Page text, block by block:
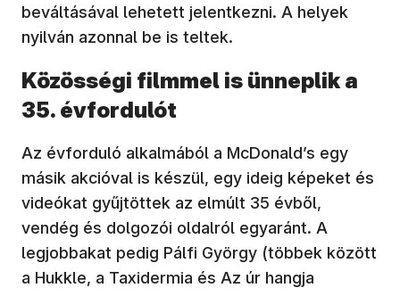
beváltásával lehetett jelentkezni. A helyek
nyilván azonnal be is teltek.
Közösségi filmmel is ünneplik a
35. évfordulót
Az évforduló alkalmából a McDonald’s egy
másik akcióval is készül, egy ideig képeket és
videókat gyűjtöttek az elmúlt 35 évből,
vendég és dolgozói oldalról egyaránt. A
legjobbakat pedig Pálfi György (többek között
a Hukkle, a Taxidermia és Az úr hangja